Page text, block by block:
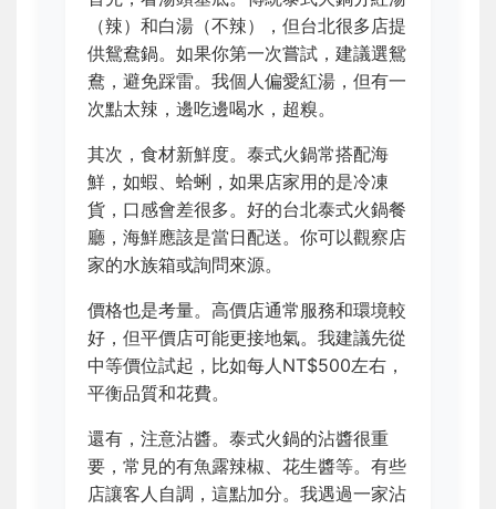
（辣）和白湯（不辣），但台北很多店提
供鴛鴦鍋。如果你第一次嘗試，建議選鴛
鴦，避免踩雷。我個人偏愛紅湯，但有一
次點太辣，邊吃邊喝水，超糗。
其次，食材新鮮度。泰式火鍋常搭配海
鮮，如蝦、蛤蜊，如果店家用的是冷凍
貨，口感會差很多。好的台北泰式火鍋餐
廳，海鮮應該是當日配送。你可以觀察店
家的水族箱或詢問來源。
價格也是考量。高價店通常服務和環境較
好，但平價店可能更接地氣。我建議先從
中等價位試起，比如每人NT$500左右，
平衡品質和花費。
還有，注意沾醬。泰式火鍋的沾醬很重
要，常見的有魚露辣椒、花生醬等。有些
店讓客人自調，這點加分。我遇過一家沾